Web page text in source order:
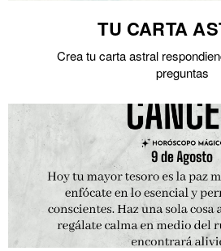
TU CARTA
Crea tu carta astral
preguntas